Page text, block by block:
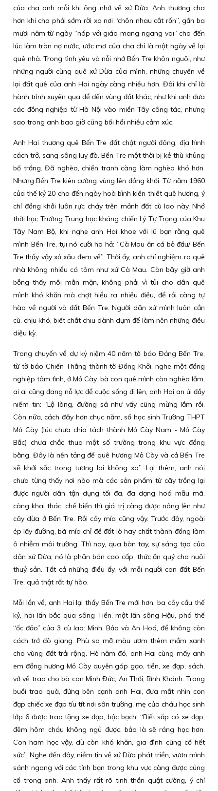
của cha anh mỗi khi ông nhớ về xứ Dừa. Anh thương cha
hơn khi cha phải sớm rời xa nơi “chôn nhau cắt rốn”, gần ba
mươi năm từ ngày “nóp với giáo mang ngang vai” cho đến
lúc làm tròn nợ nước, ước mơ của cha chỉ là một ngày về lại
quê nhà. Trong tình yêu và nỗi nhớ Bến Tre khôn nguôi, như
những người cùng quê xứ Dừa của mình, những chuyến về
lại đất quê của anh Hai ngày càng nhiều hơn. Đôi khi chỉ là
hành trình xuyên qua để đến vùng đất khác, như khi anh đưa
các đồng nghiệp từ Hà Nội vào miền Tây công tác, nhưng
sao trong anh bao giờ cũng bồi hồi nhiều cảm xúc.
Anh Hai thương quê Bến Tre đất chật người đông, địa hình
cách trở, sang sông luỵ đò. Bến Tre một thời bị kẻ thù khủng
bố trắng. Đã nghèo, chiến tranh càng làm nghèo khó hơn.
Nhưng Bến Tre kiên cường vùng lên đồng khởi. Từ năm 1960
của thế kỷ 20 cho đến ngày hoà bình kiến thiết quê hương, ý
chí đồng khởi luôn rực cháy trên mảnh đất cù lao này. Nhớ
thời học Trường Trung học kháng chiến Lý Tự Trọng của Khu
Tây Nam Bộ, khi nghe anh Hai khoe với lũ bạn rằng quê
mình Bến Tre, tụi nó cười ha hả: “Cà Mau ăn cá bỏ đầu/ Bến
Tre thấy vậy xỏ xâu đem về”. Thời ấy, anh chỉ nghiệm ra quê
nhà không nhiều cá tôm như xứ Cà Mau. Còn bây giờ anh
bỗng thấy môi mằn mặn, không phải vì tủi cho dân quê
mình khó khăn mà chợt hiểu ra nhiều điều, để rồi càng tự
hào về người và đất Bến Tre. Người dân xứ mình luôn cần
cù, chịu khó, biết chắt chiu dành dụm để làm nên những điều
diệu kỳ.
Trong chuyến về dự kỷ niệm 40 năm tờ báo Đảng Bến Tre,
từ tờ báo Chiến Thắng thành tờ Đồng Khởi, nghe một đồng
nghiệp tâm tình, ở Mỏ Cày, bà con quê mình còn nghèo lắm,
ai ai cũng đang nỗ lực để cuộc sống đi lên, anh Hai an ủi đầy
niềm tin: “Lộ làng, đường sá như vầy cũng mừng lắm rồi.
Còn nữa, cách đây hơn chục năm, số học sinh Trường THPT
Mỏ Cày (lúc chưa chia tách thành Mỏ Cày Nam - Mỏ Cày
Bắc) chưa chắc thua một số trường trong khu vực đồng
bằng. Đây là nền tảng để quê hương Mỏ Cày và cả Bến Tre
sẽ khởi sắc trong tương lai không xa”. Lại thêm, anh nói
chưa từng thấy nơi nào mà các sản phẩm từ cây trồng lại
được người dân tận dụng tối đa, đa dạng hoá mẫu mã,
càng khai thác, chế biến thì giá trị càng được nâng lên như
cây dừa ở Bến Tre. Rồi cây mía cũng vậy. Trước đây, ngoài
ép lấy đường, bã mía chỉ để đốt lò hay chất thành đống làm
ô nhiễm môi trường. Thì nay, qua bàn tay, sự sáng tạo của
dân xứ Dừa, nó là phân bón cao cấp, thức ăn quý cho nuôi
thuỷ sản. Tất cả những điều ấy, với mỗi người con đất Bến
Tre, quả thật rất tự hào.
Mỗi lần về, anh Hai lại thấy Bến Tre mới hơn, ba cây cầu thế
kỷ, hai lần bắc qua sông Tiền, một lần sông Hậu, phá thế
“ốc đảo” của 3 cù lao: Minh, Bảo và An Hoá, để không còn
cách trở đò giang. Phù sa mỡ màu ươm thêm mầm xanh
cho vùng đất trải rộng. Hè năm đó, anh Hai cùng mấy anh
em đồng hương Mỏ Cày quyên góp gạo, tiền, xe đạp, sách,
vở về trao cho bà con Minh Đức, An Thới, Bình Khánh. Trong
buổi trao quà, đứng bên cạnh anh Hai, đưa mắt nhìn con
đạp chiếc xe đạp tíu tít nơi sân trường, mẹ của cháu học sinh
lớp 6 được trao tặng xe đạp, bộc bạch: “Biết sắp có xe đạp,
đêm hôm cháu không ngủ được, bảo là sẽ ráng học hơn.
Con ham học vậy, dù còn khó khăn, gia đình cũng cố hết
sức”. Nghe đến đây, niềm tin về xứ Dừa phát triển, vươn mình
sánh ngang với các tỉnh bạn trong khu vực càng được củng
cố trong anh. Anh thấy rất rõ tinh thần quật cường, ý chí